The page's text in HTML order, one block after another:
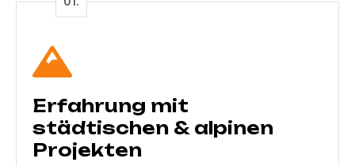
Erfahrung mit
städtischen & alpinen
Projekten